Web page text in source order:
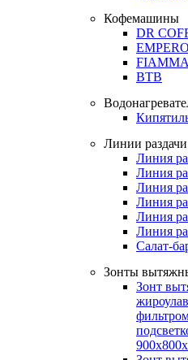
Кофемашины
DR
EMPERO
FIAMMA
BTB
Линии
Линия
Линия
Линия
Линия
Линия
Линия
Салат-
Зонты
Зонт